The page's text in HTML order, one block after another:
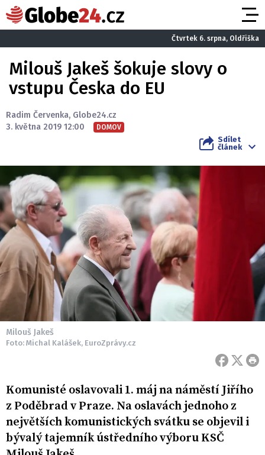
Čtvrtek 6. srpna, Oldřiška
Milouš Jakeš šokuje slovy o
vstupu Česka do EU
Radim Červenka, Globe24.cz
3. května 2019 12:00
DOMOV
Sdílet
článek
Milouš Jakeš
Foto: Michal Kalášek, EuroZprávy.cz
Komunisté oslavovali 1. máj na náměstí Jiřího
z Poděbrad v Praze. Na oslavách jednoho z
největších komunistických svátku se objevil i
bývalý tajemník ústředního výboru KSČ